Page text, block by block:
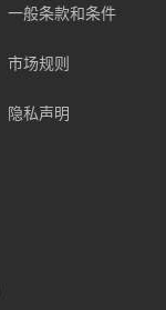
一般条款和条件
市场规则
隐私声明